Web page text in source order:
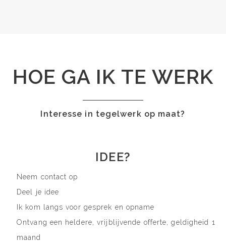
HOE GA IK TE WERK
Interesse in tegelwerk op maat?
IDEE?
Neem contact op
Deel je idee
Ik kom langs voor gesprek en opname
Ontvang een heldere, vrijblijvende offerte, geldigheid 1
maand